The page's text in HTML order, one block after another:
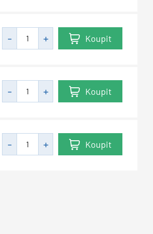
Koupit
Koupit
Koupit